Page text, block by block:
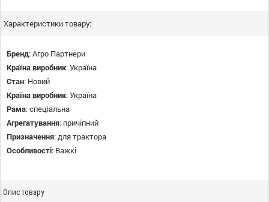
Характеристики товару:
Бренд:Агро Партнери
Країна виробник:Україна
Стан: Новий
Країна виробник:Україна
Рама:спеціальна
Агрегатування: причіпний
Призначення:для трактора
Особливості: Важкі
Опис товару